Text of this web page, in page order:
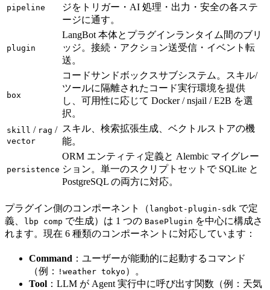
pipeline
ジをトリガー・AI 処理・出力・安全の各ステ
ージに通す。
plugin
LangBot 本体とプラグインランタイム間のブリ
ッジ。接続・アクション送受信・イベント転
送。
box
コードサンドボックスサブシステム。スキル/
ツールに隔離されたコード実行環境を提供
し、可用性に応じて Docker / nsjail / E2B を選
択。
skill / rag /
vector
スキル、検索拡張生成、ベクトルストアの機
能。
persistence
ORM エンティティ定義と Alembic マイグレー
ション。単一のスクリプトセットで SQLite と
PostgreSQL の両方に対応。
プラグイン側のコンポーネント（ langbot-plugin-sdk で定
義、
lbp comp で生成）は 1 つの BasePlugin を中心に構成さ
れます。現在 6 種類のコンポーネントに対応しています：
Command ：ユーザーが能動的に起動するコマンド
（例：
!weather tokyo ）。
Tool ：LLM が Agent 実行中に呼び出す関数（例：天気